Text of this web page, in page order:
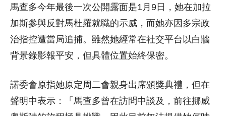
馬查多今年最後一次公開露面是1月9日，她在加拉
加斯參與反對馬杜羅就職的示威，而她亦因多宗政
治指控遭當局追捕。雖然她經常在社交平台以白牆
背景錄影報平安，但具體位置始終保密。
諾委會原指她原定周二會親身出席頒獎典禮，但在
聲明中表示：「馬查多曾在訪問中談及，前往挪威